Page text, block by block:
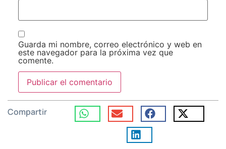
Guarda mi nombre, correo electrónico y web en
este navegador para la próxima vez que
comente.
Compartir